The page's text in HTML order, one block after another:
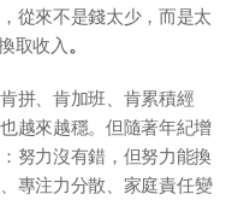
從來不是錢太少，而是太
取收入 。
拼、肯加班、肯累積經
越來越穩。但隨著年紀增
努力沒有錯，但努力能換
專注力分散、家庭責任變